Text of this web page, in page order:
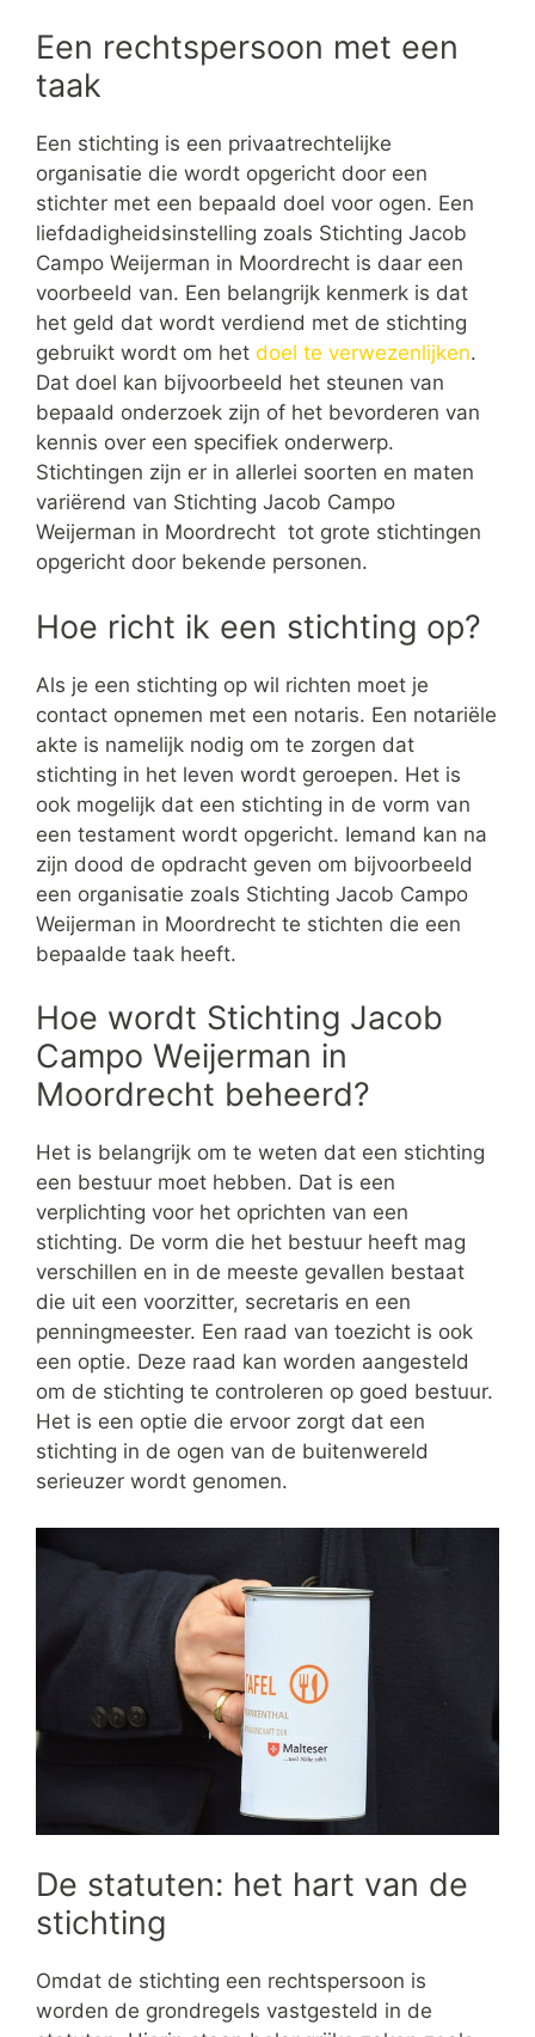
Een rechtspersoon met een
taak
Een stichting is een privaatrechtelijke
organisatie die wordt opgericht door een
stichter met een bepaald doel voor ogen. Een
liefdadigheidsinstelling zoals Stichting Jacob
Campo Weijerman in Moordrecht is daar een
voorbeeld van. Een belangrijk kenmerk is dat
het geld dat wordt verdiend met de stichting
gebruikt wordt om het doel te verwezenlijken.
Dat doel kan bijvoorbeeld het steunen van
bepaald onderzoek zijn of het bevorderen van
kennis over een specifiek onderwerp.
Stichtingen zijn er in allerlei soorten en maten
variërend van Stichting Jacob Campo
Weijerman in Moordrecht tot grote stichtingen
opgericht door bekende personen.
Hoe richt ik een stichting op?
Als je een stichting op wil richten moet je
contact opnemen met een notaris. Een notariële
akte is namelijk nodig om te zorgen dat
stichting in het leven wordt geroepen. Het is
ook mogelijk dat een stichting in de vorm van
een testament wordt opgericht. Iemand kan na
zijn dood de opdracht geven om bijvoorbeeld
een organisatie zoals Stichting Jacob Campo
Weijerman in Moordrecht te stichten die een
bepaalde taak heeft.
Hoe wordt Stichting Jacob
Campo Weijerman in
Moordrecht beheerd?
Het is belangrijk om te weten dat een stichting
een bestuur moet hebben. Dat is een
verplichting voor het oprichten van een
stichting. De vorm die het bestuur heeft mag
verschillen en in de meeste gevallen bestaat
die uit een voorzitter, secretaris en een
penningmeester. Een raad van toezicht is ook
een optie. Deze raad kan worden aangesteld
om de stichting te controleren op goed bestuur.
Het is een optie die ervoor zorgt dat een
stichting in de ogen van de buitenwereld
serieuzer wordt genomen.
De statuten: het hart van de
stichting
Omdat de stichting een rechtspersoon is
worden de grondregels vastgesteld in de